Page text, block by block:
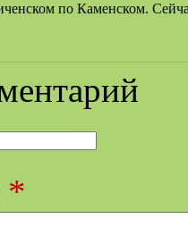
по Каменском.
*